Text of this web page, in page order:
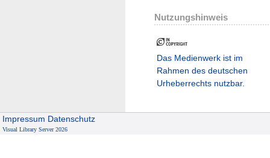
Nutzungshinweis
Das Medienwerk ist im
Rahmen des deutschen
Urheberrechts nutzbar.
Impressum Datenschutz
Visual Library Server 2026